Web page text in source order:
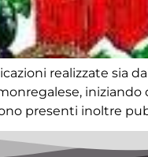
realizzate sia
presenti inoltre